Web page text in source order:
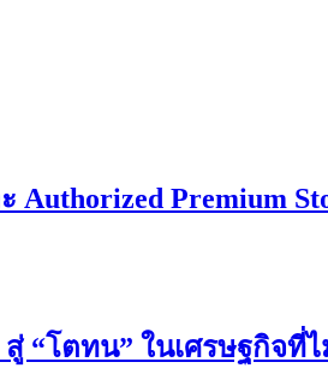
Authorized Premium
สู่ “โตทน” ในเศรษฐกิจที่